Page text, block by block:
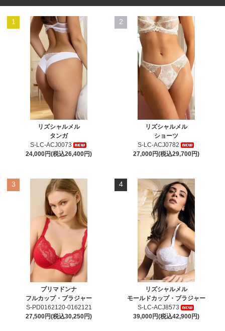
1
リズシャルメル
タンガ
S-LC-ACJ0073
24,000円(税込26,400円)
2
リズシャルメル
ショーツ
S-LC-ACJ0782
27,000円(税込29,700円)
3
プリマドンナ
フルカップ・ブラジャー
S-PD0162120-0162121
27,500円(税込30,250円)
4
リズシャルメル
モールドカップ・ブラジャー
S-LC-ACJ8573
39,000円(税込42,900円)